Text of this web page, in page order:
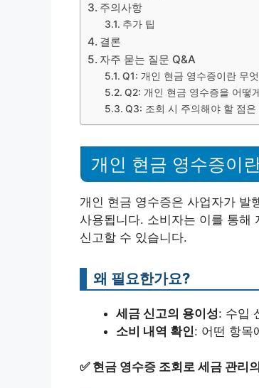
주의사항
추가 팁
결론
자주 묻는 질문 Q&A
Q1: 개인 현금 영수증이란 무
Q2: 개인 현금 영수증을 어떻
Q3: 조회 시 주의해야 할 점은
개인 현금 영수증이
개인 현금 영수증은 사업자가 발
사용됩니다. 소비자는 이를 통해
신고할 수 있습니다.
왜 필요한가요?
세금 신고의 용이성: 수입
소비 내역 확인: 어떤 항목
✅ 현금 영수증 조회로 세금 관리